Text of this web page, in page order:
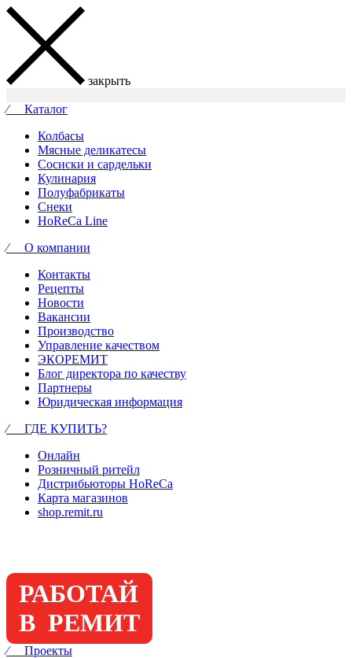
закрыть
⁄ Каталог
Колбасы
Мясные деликатесы
Сосиски и сардельки
Кулинария
Полуфабрикаты
Снеки
HoReCa Line
⁄ О компании
Контакты
Рецепты
Новости
Вакансии
Производство
Управление качеством
ЭКОРЕМИТ
Блог директора по качеству
Партнеры
Юридическая информация
⁄ ГДЕ КУПИТЬ?
Онлайн
Розничный ритейл
Дистрибьюторы HoReCa
Карта магазинов
shop.remit.ru
РАБОТАЙ
В РЕМИТ
⁄ Проекты